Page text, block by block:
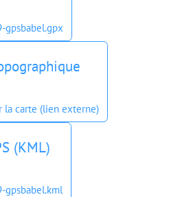
gpsbabel.gpx
la carte (lien externe)
(KML)
gpsbabel.kml